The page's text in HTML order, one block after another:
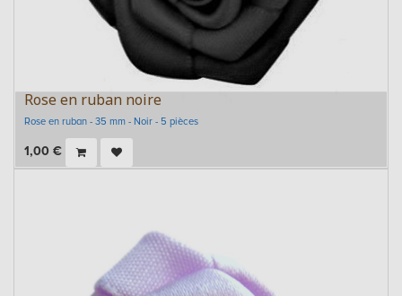
Rose en ruban noire
Rose en ruban - 35 mm - Noir - 5 pièces
1,00 €